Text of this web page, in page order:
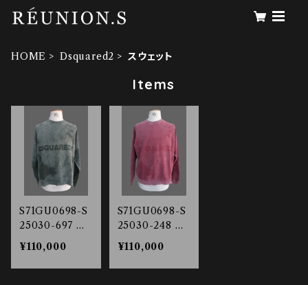
HOME Dsquared2 スウェット
Items
S71GU0698-S
25030-697 ガ
ーメントダイ ス
ウェットシャツ
¥110,000
S71GU0698-S
25030-248 ガ
ーメントダイ ス
ウェットシャツ
¥110,000